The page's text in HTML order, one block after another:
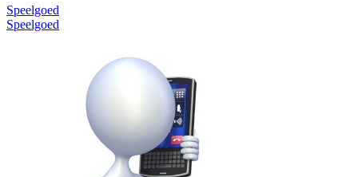
Speelgoed
Speelgoed